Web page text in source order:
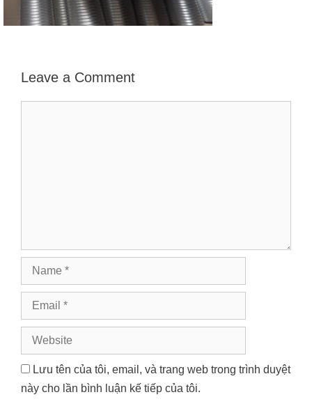
Leave a Comment
Name
Email
Website
Lưu tên của tôi, email, và trang web trong trình duyệt
này cho lần bình luận kế tiếp của tôi.